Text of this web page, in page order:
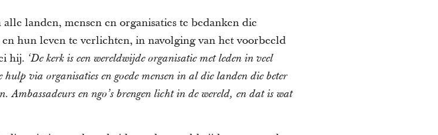
landen, mensen en organisaties te bedanken die
hun leven te verlichten, in navolging van het voorbeeld
hij. ‘De kerk is een wereldwijde organisatie met leden in veel
via organisaties en goede mensen in al die landen die beter
Ambassadeurs en ngo’s brengen licht in de wereld, en dat is wat